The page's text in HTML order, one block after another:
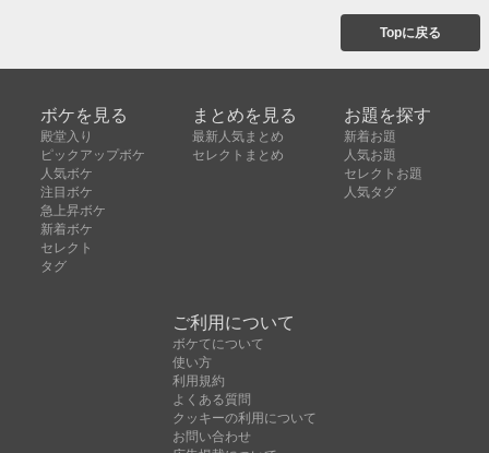
Topに戻る
ボケを見る
殿堂入り
ピックアップボケ
人気ボケ
注目ボケ
急上昇ボケ
新着ボケ
セレクト
タグ
まとめを見る
最新人気まとめ
セレクトまとめ
お題を探す
新着お題
人気お題
セレクトお題
人気タグ
ご利用について
ボケてについて
使い方
利用規約
よくある質問
クッキーの利用について
お問い合わせ